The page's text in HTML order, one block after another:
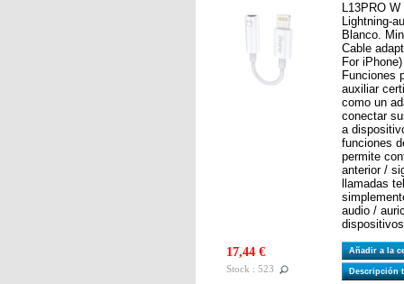
L13PRO
Lightning-
Blanco.
Cable
For
Funciones
auxiliar
como un
conectar
a
funciones
permite
anterior /
llamadas
audio /
17,44 €
Stock : 523
Añadir a la
Descripción